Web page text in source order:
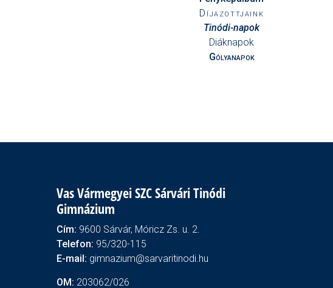
Díjazottjaink
Tinódi-napok
Diáknapok
Gólyanapok
Vas Vármegyei SZC Sárvári Tinódi
Gimnázium
Cím: 9600 Sárvár, Móricz Zs. u. 2.
Telefon: 95/320-115
E-mail: gimnazium@sarvaritinodi.hu
OM: 203062/026